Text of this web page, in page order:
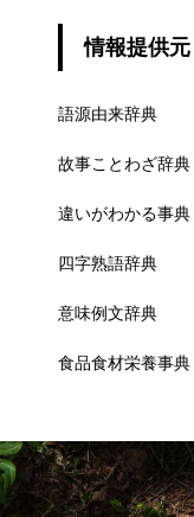
情報提供元
語源由来辞典
故事ことわざ辞典
違いがわかる事典
四字熟語辞典
意味例文辞典
食品食材栄養事典